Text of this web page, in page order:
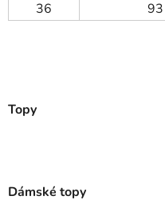
36 93
Topy
Dámské topy